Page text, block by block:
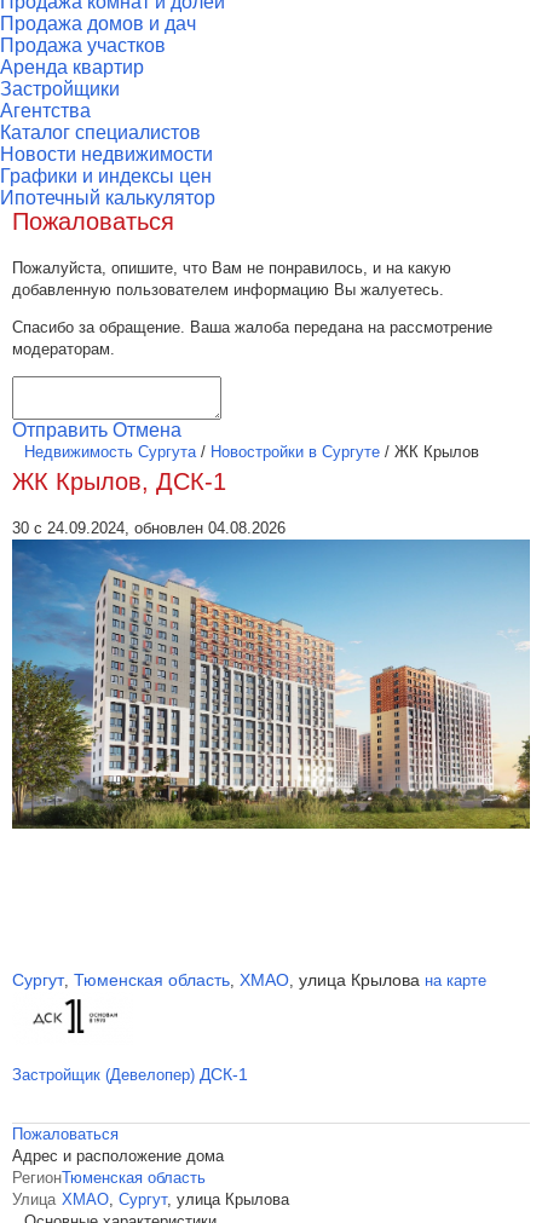
Продажа домов и дач
Продажа участков
Аренда квартир
Застройщики
Агентства
Каталог специалистов
Новости недвижимости
Графики и индексы цен
Ипотечный калькулятор
Пожаловаться
Пожалуйста, опишите, что Вам не понравилось, и на какую
добавленную пользователем информацию Вы жалуетесь.
Спасибо за обращение. Ваша жалоба передана на рассмотрение
модераторам.
Отправить Отмена
Недвижимость Сургута/ Новостройки в Сургуте / ЖК Крылов
ЖК Крылов, ДСК-1
30 с 24.09.2024, обновлен 04.08.2026
Сургут, Тюменская область, ХМАО, улица Крылова на карте
Застройщик (Девелопер) ДСК-1
Пожаловаться
Адрес и расположение дома
РегионТюменская область
Улица ХМАО, Сургут, улица Крылова